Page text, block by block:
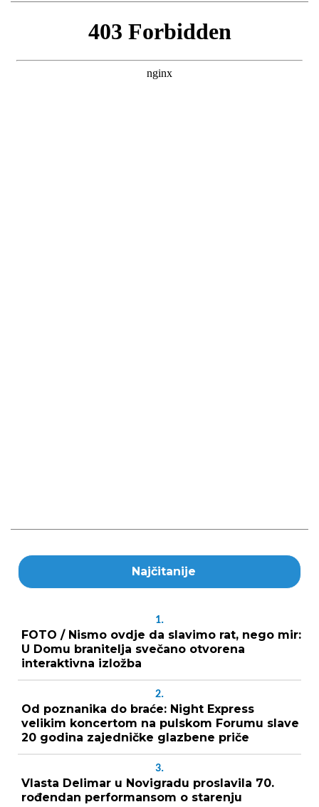
Najčitanije
1.
FOTO / Nismo ovdje da slavimo rat, nego mir:
U Domu branitelja svečano otvorena
interaktivna izložba
2.
Od poznanika do braće: Night Express
velikim koncertom na pulskom Forumu slave
20 godina zajedničke glazbene priče
3.
Vlasta Delimar u Novigradu proslavila 70.
rođendan performansom o starenju